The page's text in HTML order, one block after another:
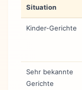
Situation
Kinder-Gerichte
Sehr bekannte
Gerichte